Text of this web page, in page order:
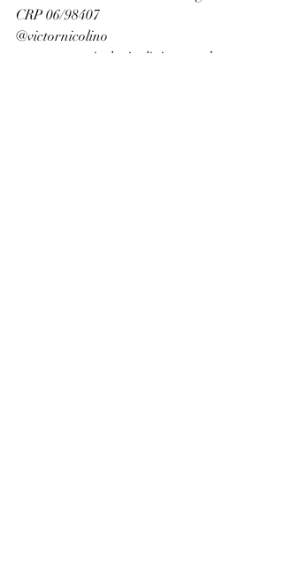
CRP 06/98407
@victornicolino
www.epcopsicologiaclinica.com.br